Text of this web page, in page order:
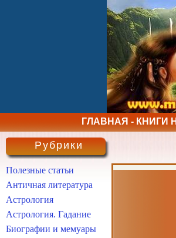
ГЛАВНАЯ - КНИГИ
Рубрики
Полезные статьи
Античная литература
Астрология
Астрология. Гадание
Биографии и мемуары